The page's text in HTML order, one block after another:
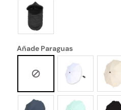
Añade Paraguas